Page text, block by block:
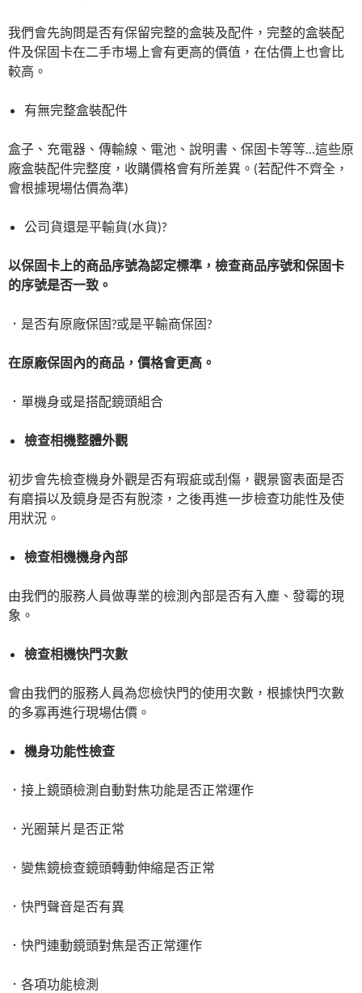
我們會先詢問是否有保留完整的盒裝及配件，完整的盒裝配
件及保固卡在二手市場上會有更高的價值，在估價上也會比
較高。
有無完整盒裝配件
盒子、充電器、傳輸線、電池、說明書、保固卡等等…這些原
廠盒裝配件完整度，收購價格會有所差異。(若配件不齊全，
會根據現場估價為準)
公司貨還是平輸貨(水貨)?
以保固卡上的商品序號為認定標準，檢查商品序號和保固卡
的序號是否一致。
．是否有原廠保固?或是平輸商保固?
在原廠保固內的商品，價格會更高。
．單機身或是搭配鏡頭組合
檢查相機整體外觀
初步會先檢查機身外觀是否有瑕疵或刮傷，觀景窗表面是否
有磨損以及鏡身是否有脫漆，之後再進一步檢查功能性及使
用狀況。
檢查相機機身內部
由我們的服務人員做專業的檢測內部是否有入塵、發霉的現
象。
檢查相機快門次數
會由我們的服務人員為您檢快門的使用次數，根據快門次數
的多寡再進行現場估價。
機身功能性檢查
．接上鏡頭檢測自動對焦功能是否正常運作
．光圈葉片是否正常
．變焦鏡檢查鏡頭轉動伸縮是否正常
．快門聲音是否有異
．快門連動鏡頭對焦是否正常運作
．各項功能檢測